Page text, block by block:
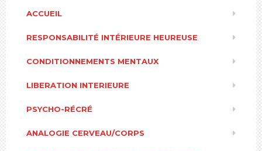
ACCUEIL
RESPONSABILITÉ INTÉRIEURE HEUREUSE
CONDITIONNEMENTS MENTAUX
LIBERATION INTERIEURE
PSYCHO-RÉCRÉ
ANALOGIE CERVEAU/CORPS